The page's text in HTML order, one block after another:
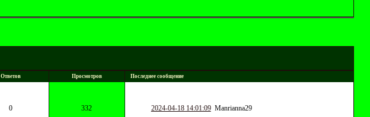
Ответов Просмотров Последнее сообщение
0
332 2024-04-18 14:01:09 Manrianna29